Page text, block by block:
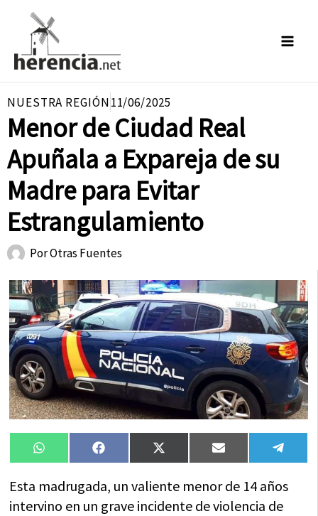
contenido
NUESTRA REGIÓN11/06/2025
Menor de Ciudad Real
Apuñala a Expareja de su
Madre para Evitar
Estrangulamiento
PorOtras Fuentes
Compartir
en
WhatsAppCompartir
en
FacebookCompartir
en
X
(Twitter)
Compartir
en
Email
en
Esta madrugada, un valiente menor de 14 años
intervino en un grave incidente de violencia de